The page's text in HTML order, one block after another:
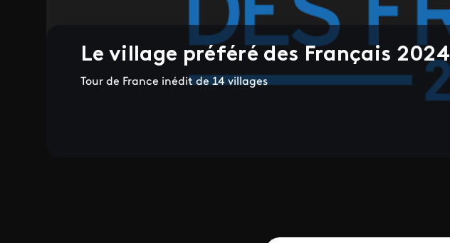
Le village préféré des Français 2024
Tour de France inédit de 14 villages